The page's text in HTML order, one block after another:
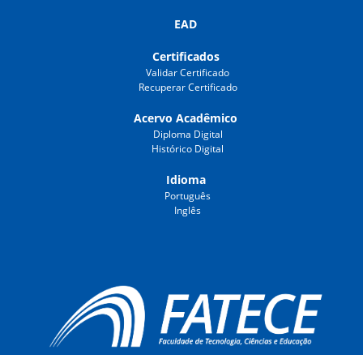
EAD
Certificados
Validar Certificado
Recuperar Certificado
Acervo Acadêmico
Diploma Digital
Histórico Digital
Idioma
Português
Inglês